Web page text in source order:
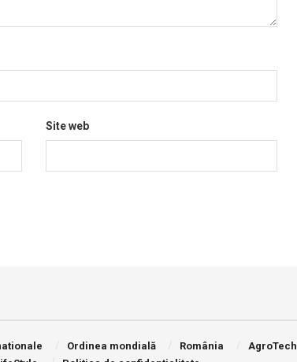
Site web
Ordinea mondială România
AgroTech